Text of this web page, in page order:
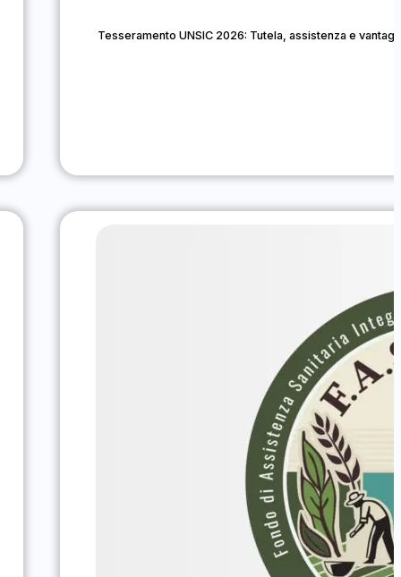
Tesseramento UNSIC 2026: Tutela, assistenza e